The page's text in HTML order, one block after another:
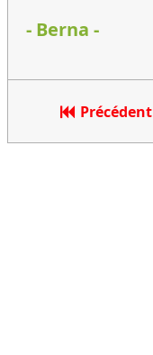
- Berna -
Précédent